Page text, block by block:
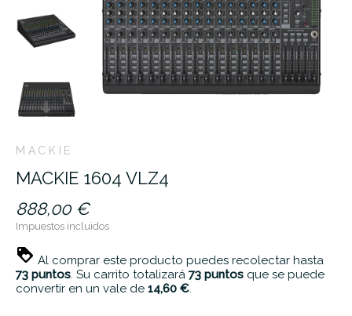
MACKIE
MACKIE 1604 VLZ4
888,00 €
Impuestos incluidos
Al comprar este producto puedes recolectar hasta
73 puntos. Su carrito totalizará 73 puntos que se puede
convertir en un vale de 14,60 €.